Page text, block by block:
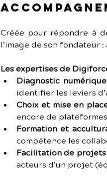
Créée pour répondre à
l’image de son fondateur
Les expertises de
Diagnostic numérique
identifier les leviers
Choix et mise en
encore de
Formation et
compétence les
Facilitation de
acteurs d’un projet